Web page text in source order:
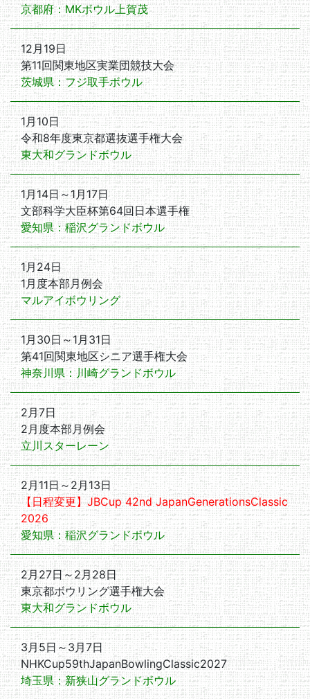
京都府：MKボウル上賀茂
12月19日
第11回関東地区実業団競技大会
茨城県：フジ取手ボウル
1月10日
令和8年度東京都選抜選手権大会
東大和グランドボウル
1月14日～1月17日
文部科学大臣杯第64回日本選手権
愛知県：稲沢グランドボウル
1月24日
1月度本部月例会
マルアイボウリング
1月30日～1月31日
第41回関東地区シニア選手権大会
神奈川県：川崎グランドボウル
2月7日
2月度本部月例会
立川スターレーン
2月11日～2月13日
【日程変更】JBCup 42nd JapanGenerationsClassic
2026
愛知県：稲沢グランドボウル
2月27日～2月28日
東京都ボウリング選手権大会
東大和グランドボウル
3月5日～3月7日
NHKCup59thJapanBowlingClassic2027
埼玉県：新狭山グランドボウル